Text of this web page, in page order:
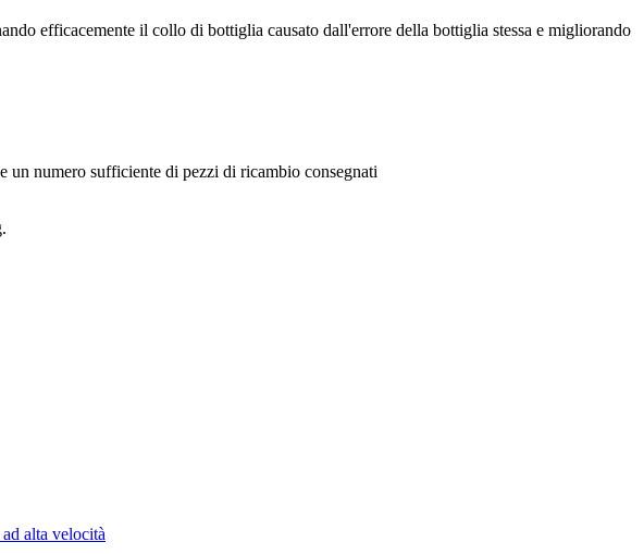
efficacemente il collo di bottiglia causato dall'errore della bottiglia stessa e migliorando
un numero sufficiente di pezzi di ricambio consegnati
alta velocità